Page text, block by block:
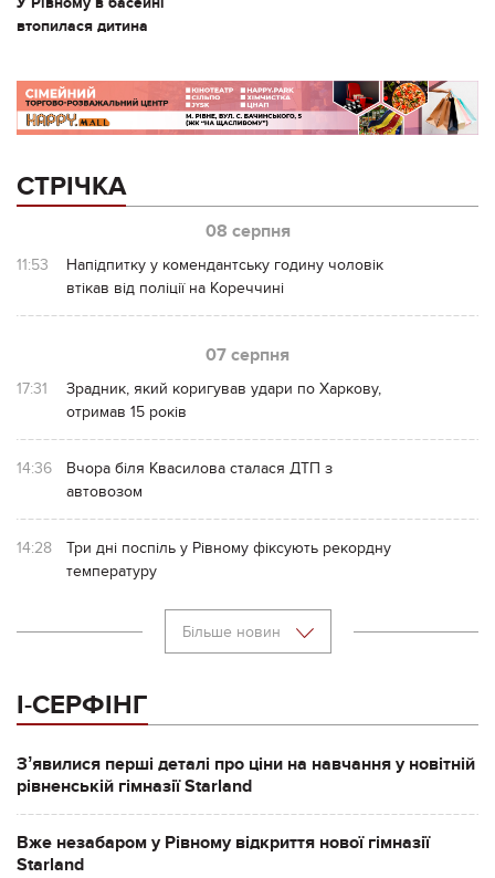
втопилася дитина
СТРІЧКА
08 серпня
11:53
Напідпитку у комендантську годину чоловік
втікав від поліції на Кореччині
07 серпня
17:31
Зрадник, який коригував удари по Харкову,
отримав 15 років
14:36
Вчора біля Квасилова сталася ДТП з
автовозом
14:28
Три дні поспіль у Рівному фіксують рекордну
температуру
Більше новин
І-СЕРФІНГ
Зʼявилися перші деталі про ціни на навчання у новітній
рівненській гімназії Starland
Вже незабаром у Рівному відкриття нової гімназії
Starland